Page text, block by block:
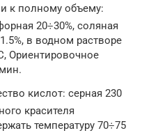
к полному объему:
20÷30%, соляная
в водном растворе
Ориентировочное
кислот: серная 230
красителя
температуру 70÷75